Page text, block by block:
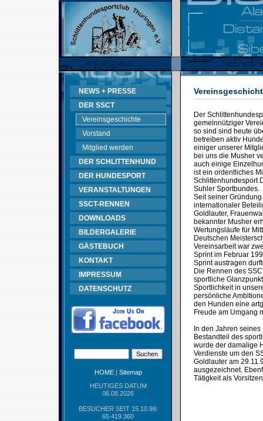
NEWS + PRESSE
DER SSCT
Vereinsgeschichte
Vorstand
Mitglied werden
DER SCHLITTENHUND
DER HUNDESPORT
VERANSTALTUNGEN
SSCT-RENNEN
DOWNLOADS
BILDERGALERIE
GÄSTEBUCH
KONTAKT
IMPRESSUM
DATENSCHUTZ
HOME| Sitemap
HEUTIGES DATUM
06.08.2026
BESUCHER SEIT 15.10.99:
65.419.360
Der
gemeinnütziger
so sind sind heute
betreiben aktiv
einiger unserer
bei uns die Musher
auch einige
ist ein ordentliches
Schlittenhundesport
Suhler Sportbundes.
Seit seiner
internationaler
Goldlauter,
bekannter Musher
Wertungsläufe für
Deutschen
Vereinsarbeit war
Sprint im Februar
Sprint austragen
Die Rennen des
sportliche
Sportlichkeit in
persönliche
den Hunden eine
Freude am Umgang
In den Jahren
Bestandteil des
wurde der damalige
Verdienste um den
Goldlauter am
ausgezeichnet.
Tätigkeit als